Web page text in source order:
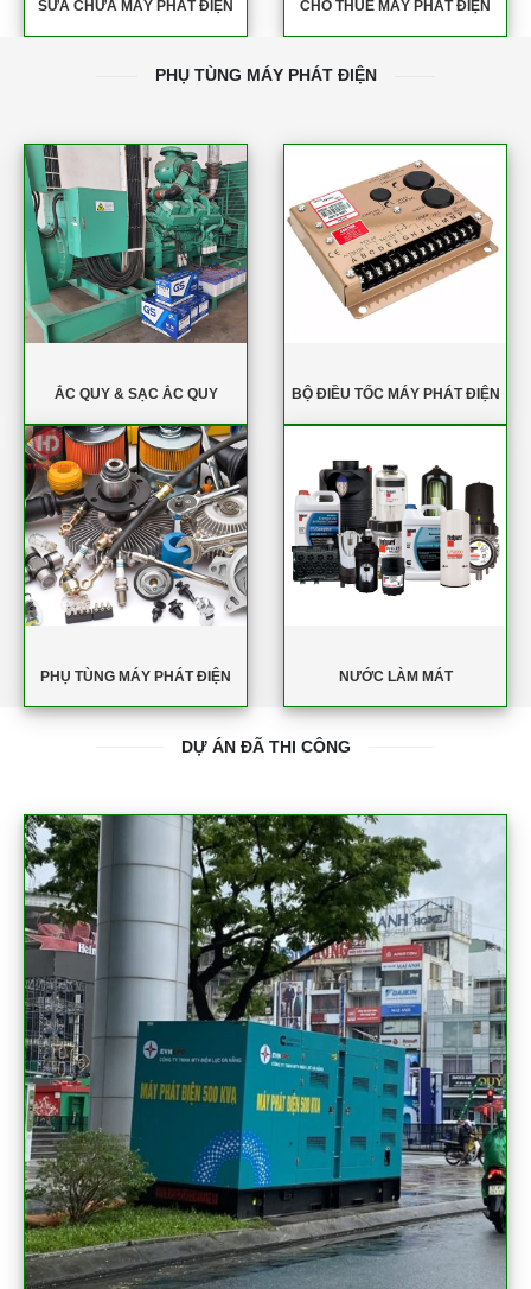
SỬA CHỮA MÁY PHÁT ĐIỆN CHO THUÊ MÁY PHÁT ĐIỆN
PHỤ TÙNG MÁY PHÁT ĐIỆN
ẮC QUY & SẠC ẮC QUY BỘ ĐIỀU TỐC MÁY PHÁT ĐIỆN
PHỤ TÙNG MÁY PHÁT ĐIỆN NƯỚC LÀM MÁT
DỰ ÁN ĐÃ THI CÔNG